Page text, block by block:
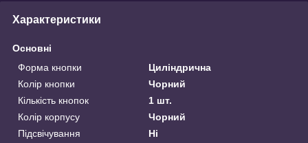
Характеристики
Основні
Форма кнопки
Циліндрична
Колір кнопки
Чорний
Кількість кнопок
1 шт.
Колір корпусу
Чорний
Підсвічування
Ні